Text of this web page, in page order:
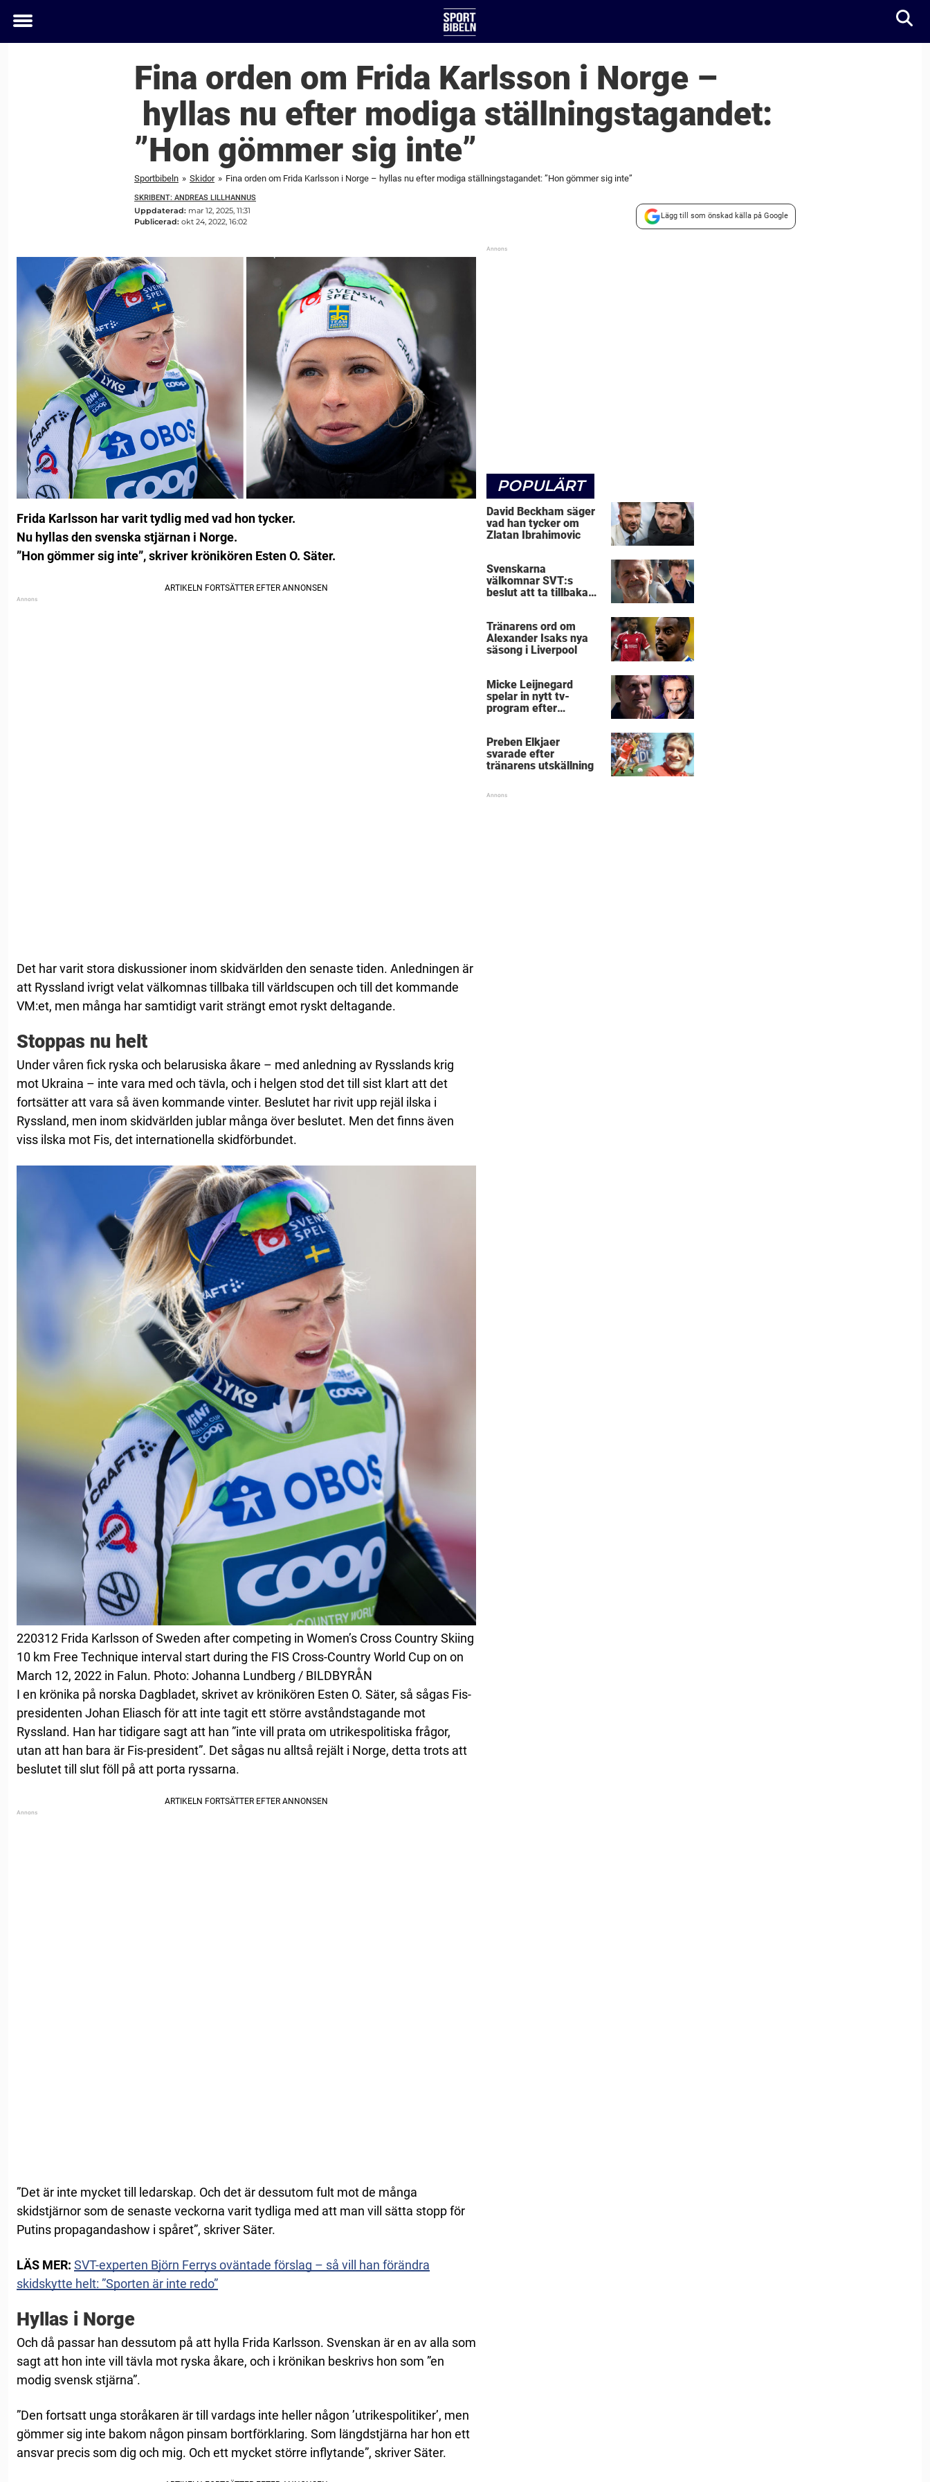
Toggle
Fina orden om Frida Karlsson i Norge –
hyllas nu efter modiga ställningstagandet:
”Hon gömmer sig inte”
Sportbibeln » Skidor » Fina orden om Frida Karlsson i Norge – hyllas nu efter modiga ställningstagandet: ”Hon gömmer sig inte”
SKRIBENT: ANDREAS LILLHANNUS
Uppdaterad: mar 12, 2025, 11:31
Publicerad: okt 24, 2022, 16:02
Lägg till som önskad källa på Google
Frida Karlsson har varit tydlig med vad hon tycker.
Nu hyllas den svenska stjärnan i Norge.
”Hon gömmer sig inte”, skriver krönikören Esten O. Säter.
Det har varit stora diskussioner inom skidvärlden den senaste tiden. Anledningen är
att Ryssland ivrigt velat välkomnas tillbaka till världscupen och till det kommande
VM:et, men många har samtidigt varit strängt emot ryskt deltagande.
Stoppas nu helt
Under våren fick ryska och belarusiska åkare – med anledning av Rysslands krig
mot Ukraina – inte vara med och tävla, och i helgen stod det till sist klart att det
fortsätter att vara så även kommande vinter. Beslutet har rivit upp rejäl ilska i
Ryssland, men inom skidvärlden jublar många över beslutet. Men det finns även
viss ilska mot Fis, det internationella skidförbundet.
220312 Frida Karlsson of Sweden after competing in Women’s Cross Country Skiing
10 km Free Technique interval start during the FIS Cross-Country World Cup on on
March 12, 2022 in Falun. Photo: Johanna Lundberg / BILDBYRÅN
I en krönika på norska Dagbladet, skrivet av krönikören Esten O. Säter, så sågas Fis-
presidenten Johan Eliasch för att inte tagit ett större avståndstagande mot
Ryssland. Han har tidigare sagt att han ”inte vill prata om utrikespolitiska frågor,
utan att han bara är Fis-president”. Det sågas nu alltså rejält i Norge, detta trots att
beslutet till slut föll på att porta ryssarna.
”Det är inte mycket till ledarskap. Och det är dessutom fult mot de många
skidstjärnor som de senaste veckorna varit tydliga med att man vill sätta stopp för
Putins propagandashow i spåret”, skriver Säter.
LÄS MER: SVT-experten Björn Ferrys oväntade förslag – så vill han förändra
skidskytte helt: ”Sporten är inte redo”
Hyllas i Norge
Och då passar han dessutom på att hylla Frida Karlsson. Svenskan är en av alla som
sagt att hon inte vill tävla mot ryska åkare, och i krönikan beskrivs hon som ”en
modig svensk stjärna”.
”Den fortsatt unga storåkaren är till vardags inte heller någon ’utrikespolitiker’, men
gömmer sig inte bakom någon pinsam bortförklaring. Som längdstjärna har hon ett
ansvar precis som dig och mig. Och ett mycket större inflytande”, skriver Säter.
POPULÄRT
David Beckham säger
vad han tycker om
Zlatan Ibrahimovic
Svenskarna
välkomnar SVT:s
beslut att ta tillbaka
Tränarens ord om
Alexander Isaks nya
säsong i Liverpool
Micke Leijnegard
spelar in nytt tv-
program efter
Preben Elkjaer
svarade efter
tränarens utskällning